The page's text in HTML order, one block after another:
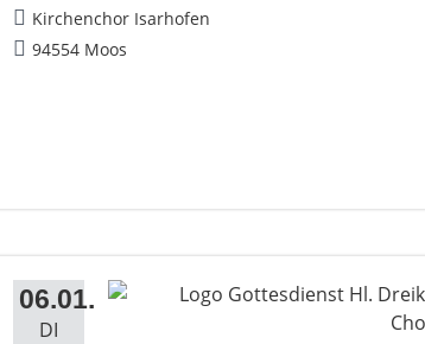
Kirchenchor Isarhofen
94554 Moos
06.01.
DI